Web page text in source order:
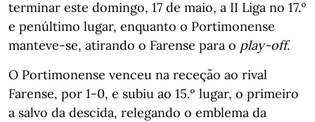
terminar este domingo, 17 de maio, a II Liga no 17.º
e penúltimo lugar, enquanto o Portimonense
manteve-se, atirando o Farense para o play-off.
O Portimonense venceu na receção ao rival
Farense, por 1-0, e subiu ao 15.º lugar, o primeiro
a salvo da descida, relegando o emblema da